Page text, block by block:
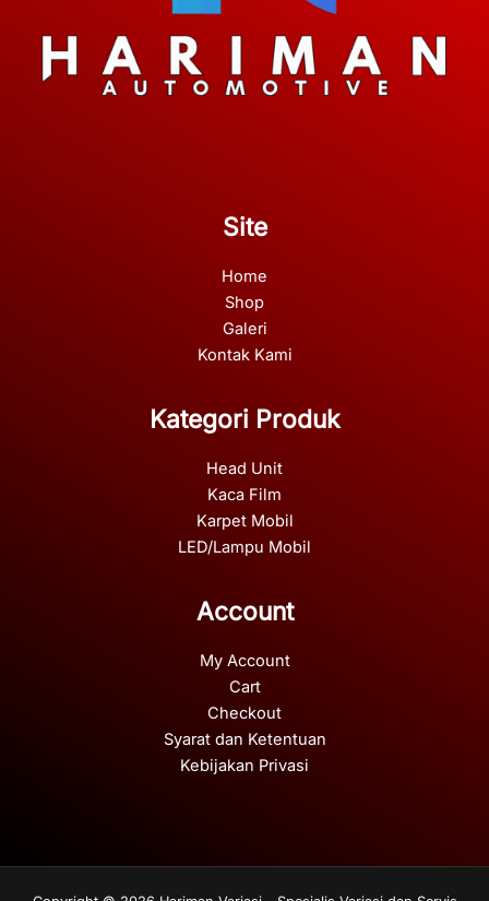
Site
Home
Shop
Galeri
Kontak Kami
Kategori Produk
Head Unit
Kaca Film
Karpet Mobil
LED/Lampu Mobil
Account
My Account
Cart
Checkout
Syarat dan Ketentuan
Kebijakan Privasi